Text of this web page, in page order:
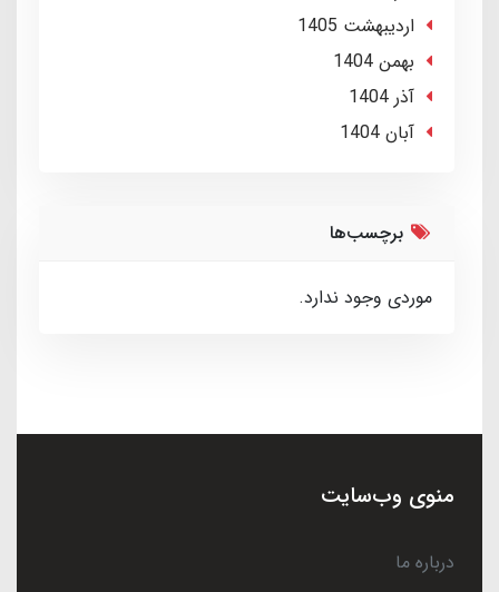
ارديبهشت 1405
بهمن 1404
آذر 1404
آبان 1404
برچسب‌ها
موردی وجود ندارد.
منوی وب‌سایت
درباره ما